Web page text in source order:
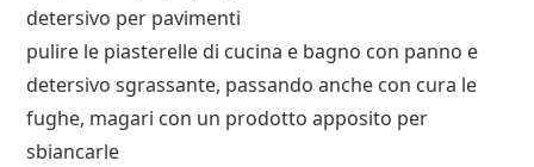
detersivo per pavimenti
pulire le piasterelle di cucina e bagno con panno e
detersivo sgrassante, passando anche con cura le
fughe, magari con un prodotto apposito per
sbiancarle